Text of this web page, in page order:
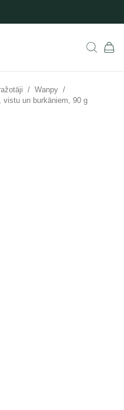
/ Wanpy /
un burkāniem, 90 g